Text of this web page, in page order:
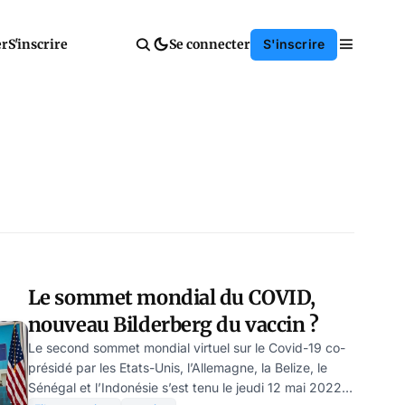
S'inscrire Se connecter S'inscrire
Le sommet mondial du COVID,
nouveau Bilderberg du vaccin ?
Le second sommet mondial virtuel sur le Covid-19 co-
présidé par les Etats-Unis, l’Allemagne, la Belize, le
Sénégal et l’Indonésie s’est tenu le jeudi 12 mai 2022.